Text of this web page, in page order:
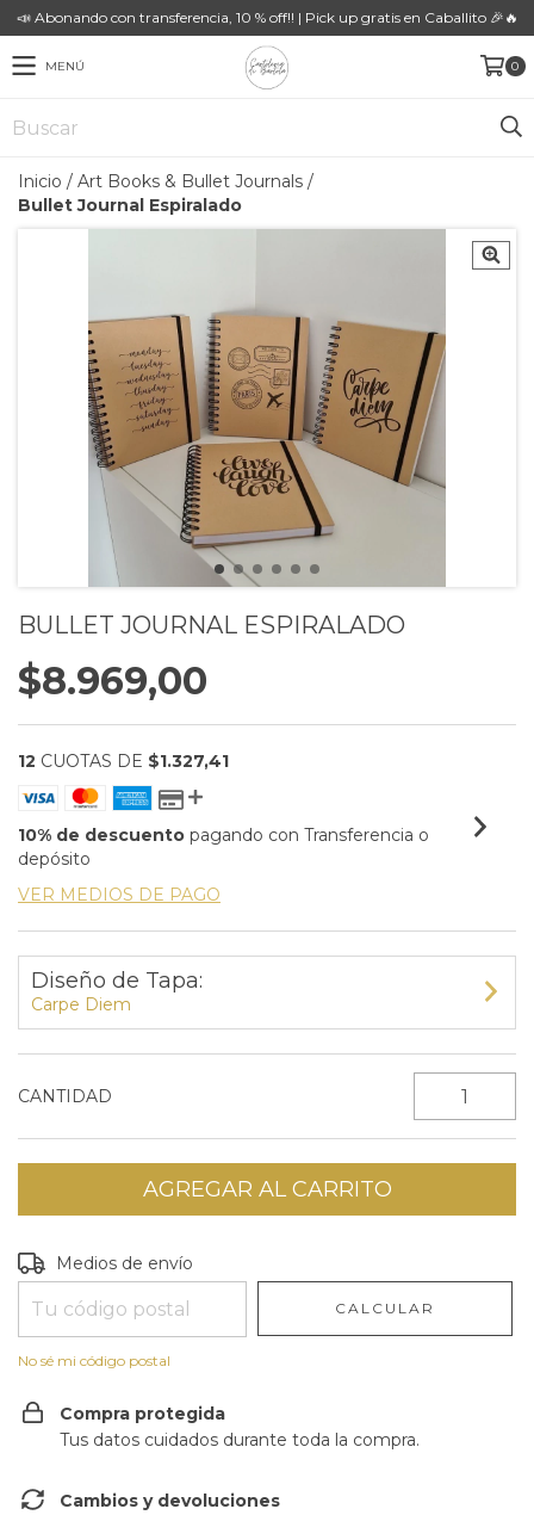
📣 Abonando con transferencia, 10 % off!! | Pick up gratis en Caballito 🎉🔥
MENÚ 0
Inicio / Art Books & Bullet Journals /
Bullet Journal Espiralado
BULLET JOURNAL ESPIRALADO
$8.969,00
12 CUOTAS DE $1.327,41
10% de descuento pagando con Transferencia o
depósito
VER MEDIOS DE PAGO
Diseño de Tapa:
Carpe Diem
CANTIDAD
Entregas para el CP:
Medios de envío
CALCULAR
No sé mi código postal
Compra protegida
Tus datos cuidados durante toda la compra.
Cambios y devoluciones